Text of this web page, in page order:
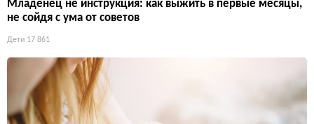
Младенец не инструкция: как выжить в первые месяцы,
не сойдя с ума от советов
Дети 17 861